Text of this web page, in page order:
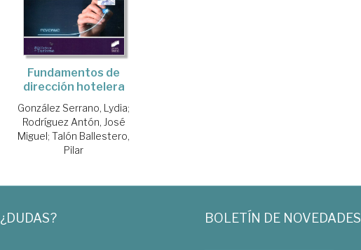
Fundamentos de
dirección hotelera
González Serrano, Lydia;
Rodríguez Antón, José
Miguel;Talón Ballestero,
Pilar
¿DUDAS? BOLETÍN DE NOVEDADES